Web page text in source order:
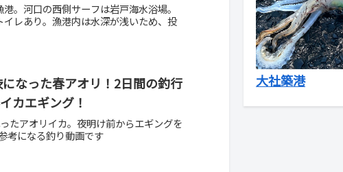
。河口の西側サーフは岩戸海水浴場。
レあり。漁港内は水深が浅いため、投
なった春アオリ！2日間の釣行
カエギング！
たアオリイカ。夜明け前からエギングを
考になる釣り動画です
大社築港